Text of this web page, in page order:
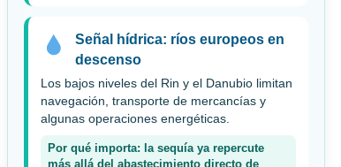
Señal hídrica: ríos europeos en
descenso
Los bajos niveles del Rin y el Danubio limitan
navegación, transporte de mercancías y
algunas operaciones energéticas.
Por qué importa: la sequía ya repercute